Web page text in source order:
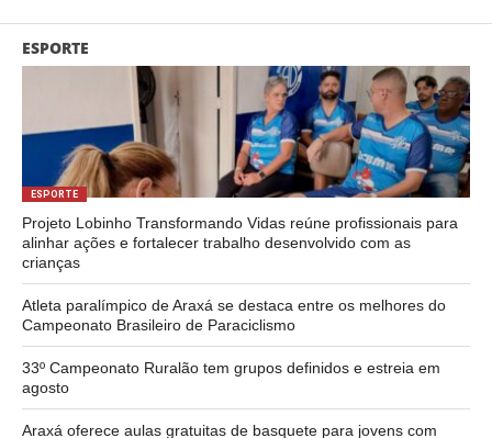
ESPORTE
ESPORTE
Projeto Lobinho Transformando Vidas reúne profissionais para
alinhar ações e fortalecer trabalho desenvolvido com as
crianças
Atleta paralímpico de Araxá se destaca entre os melhores do
Campeonato Brasileiro de Paraciclismo
33º Campeonato Ruralão tem grupos definidos e estreia em
agosto
Araxá oferece aulas gratuitas de basquete para jovens com